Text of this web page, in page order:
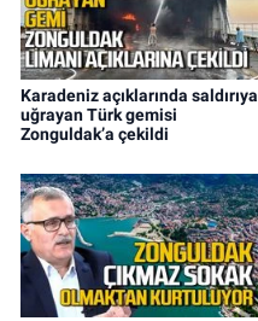
Karadeniz açıklarında saldırıya
uğrayan Türk gemisi
Zonguldak’a çekildi